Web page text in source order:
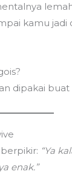
kamu jadi
dipakai
“Ya
enak.”